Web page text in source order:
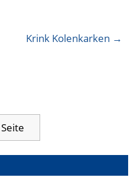
Krink Kolenkarken